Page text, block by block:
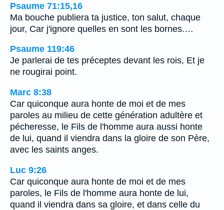
Psaume 71:15,16
Ma bouche publiera ta justice, ton salut, chaque
jour, Car j'ignore quelles en sont les bornes.…
Psaume 119:46
Je parlerai de tes préceptes devant les rois, Et je
ne rougirai point.
Marc 8:38
Car quiconque aura honte de moi et de mes
paroles au milieu de cette génération adultère et
pécheresse, le Fils de l'homme aura aussi honte
de lui, quand il viendra dans la gloire de son Père,
avec les saints anges.
Luc 9:26
Car quiconque aura honte de moi et de mes
paroles, le Fils de l'homme aura honte de lui,
quand il viendra dans sa gloire, et dans celle du